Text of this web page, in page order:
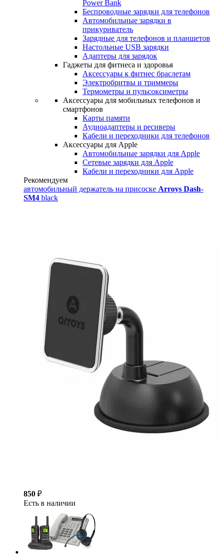
Power Bank
Беспроводные зарядки для телефонов
Автомобильные зарядки в
прикуриватель
Зарядные для телефонов и планшетов
Настольные USB зарядки
Адаптеры для зарядок
Гаджеты для фитнеса и здоровья
Аксессуары к фитнес браслетам
Электробритвы и триммеры
Термометры и пульсоксиметры
Аксессуары для мобильных телефонов и
смартфонов
Карты памяти
Аудиоадаптеры и ресиверы
Кабели и переходники для телефонов
Аксессуары для Apple
Автомобильные зарядки для Apple
Сетевые зарядки для Apple
Кабели и переходники для Apple
Рекомендуем
автомобильный держатель на присоске Arroys Dash-
SM4 black
850 ₽
Есть в наличии